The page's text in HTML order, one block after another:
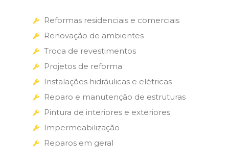
Reformas residenciais e comerciais
Renovação de ambientes
Troca de revestimentos
Projetos de reforma
Instalações hidráulicas e elétricas
Reparo e manutenção de estruturas
Pintura de interiores e exteriores
Impermeabilização
Reparos em geral